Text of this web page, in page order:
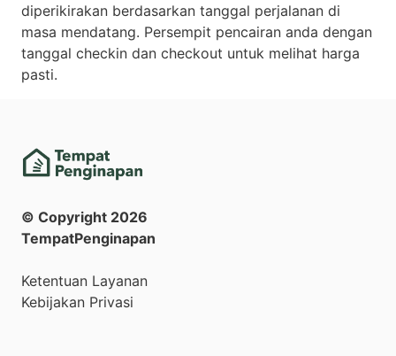
diperikirakan berdasarkan tanggal perjalanan di
masa mendatang. Persempit pencairan anda dengan
tanggal checkin dan checkout untuk melihat harga
pasti.
© Copyright 2026
TempatPenginapan
Ketentuan Layanan
Kebijakan Privasi